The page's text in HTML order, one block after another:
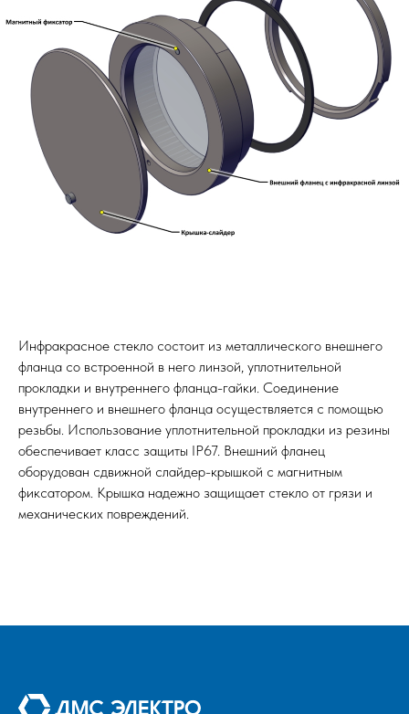
Инфракрасное стекло состоит из металлического внешнего
фланца со встроенной в него линзой, уплотнительной
прокладки и внутреннего фланца-гайки. Соединение
внутреннего и внешнего фланца осуществляется с помощью
резьбы. Использование уплотнительной прокладки из резины
обеспечивает класс защиты IP67. Внешний фланец
оборудован сдвижной слайдер-крышкой с магнитным
фиксатором. Крышка надежно защищает стекло от грязи и
механических повреждений.